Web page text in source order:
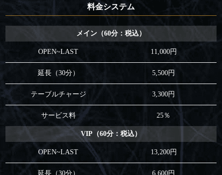
料金システム
メイン（60分：税込）
OPEN~LAST 11,000円
延長（30分） 5,500円
テーブルチャージ 3,300円
サービス料 25％
VIP（60分：税込）
OPEN~LAST 13,200円
延長（30分） 6,600円